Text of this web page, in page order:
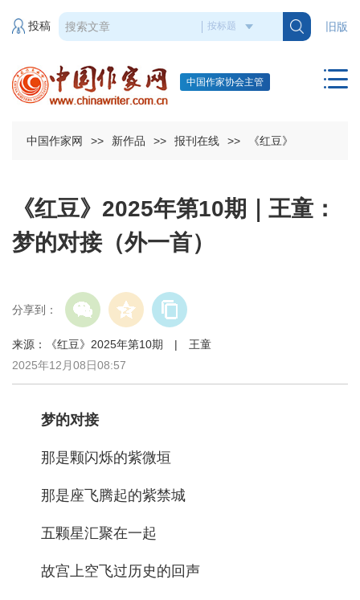
旧版
投稿
中国作家协会主管
中国作家网 >> 新作品 >> 报刊在线 >> 《红豆》
《红豆》2025年第10期｜王童：
梦的对接（外一首）
分享到：
来源：《红豆》2025年第10期 | 王童
2025年12月08日08:57
梦的对接
那是颗闪烁的紫微垣
那是座飞腾起的紫禁城
五颗星汇聚在一起
故宫上空飞过历史的回声